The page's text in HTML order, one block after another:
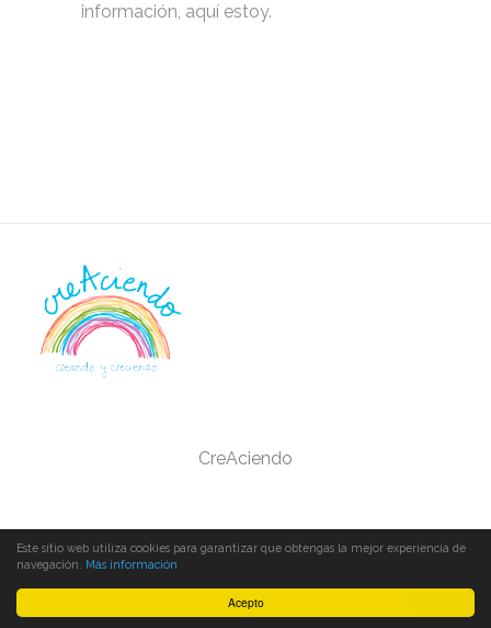
Acepto
Este sitio web utiliza cookies para garantizar que obtengas la mejor experiencia de
navegación. Más información
información, aquí estoy.
CreAciendo